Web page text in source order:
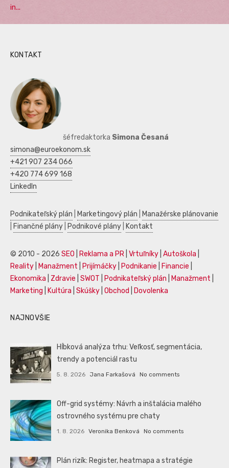
in...
KONTAKT
šéfredaktorka Simona Česaná
simona@euroekonom.sk
+421 907 234 066
+420 774 699 168
LinkedIn
Podnikateľský plán Marketingový plán
Manažérske plánovanie
Finančné plány Podnikové plány Kontakt
© 2010 - 2026 SEO Reklama a PR Vrtuľníky Autoškola
Reality
Manažment Prijímáčky Podnikanie Financie
Ekonomika
Zdravie SWOT Podnikateľský plán Manažment
Marketing
Kultúra Skúšky Obchod Dovolenka
NAJNOVŠIE
Hĺbková analýza trhu: Veľkosť, segmentácia,
trendy a potenciál rastu
5. 8. 2026 Jana Farkašová No comments
Off-grid systémy: Návrh a inštalácia malého
ostrovného systému pre chaty
1. 8. 2026 Veronika Benková No comments
Plán rizík: Register, heatmapa a stratégie